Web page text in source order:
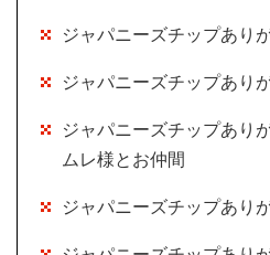
ジャパニーズチップあり
ジャパニーズチップあり
ジャパニーズチップあり
ムレ様とお仲間
ジャパニーズチップあり